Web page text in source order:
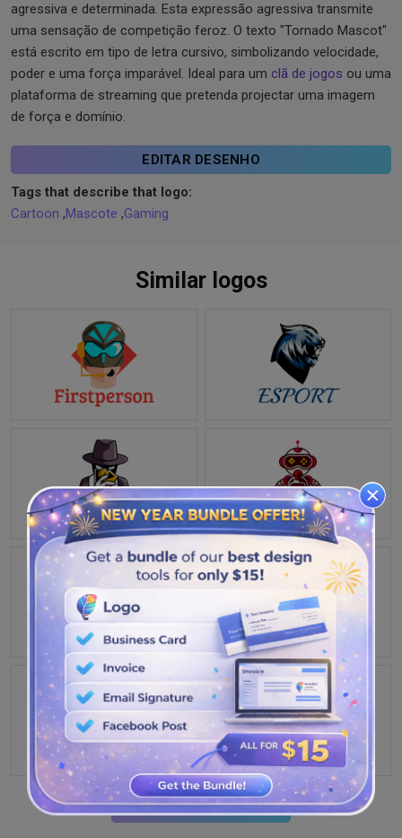
agressiva e determinada. Esta expressão agressiva transmite
uma sensação de competição feroz. O texto "Tornado Mascot"
está escrito em tipo de letra cursivo, simbolizando velocidade,
poder e uma força imparável. Ideal para um clã de jogos ou uma
plataforma de streaming que pretenda projectar uma imagem
de força e domínio.
EDITAR DESENHO
Tags that describe that logo:
Cartoon ,Mascote ,Gaming
Similar logos
VEJA MAIS PROJETOS